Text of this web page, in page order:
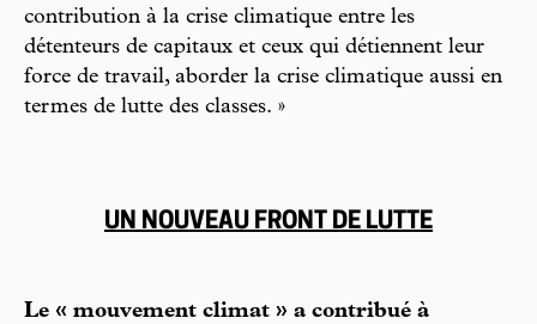
contribution à la crise climatique entre les
détenteurs de capitaux et ceux qui détiennent leur
force de travail, aborder la crise climatique aussi en
termes de lutte des classes. »
UN NOUVEAU FRONT DE LUTTE
Le « mouvement climat » a contribué à